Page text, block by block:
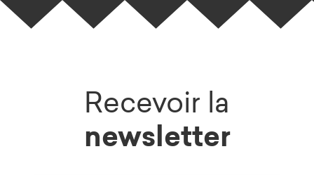
Recevoir la
newsletter